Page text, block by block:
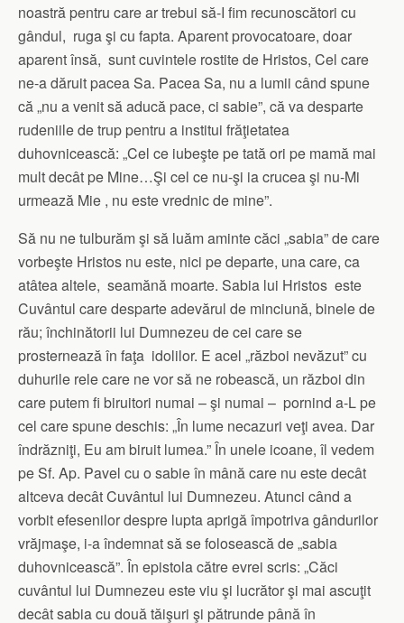
noastră pentru care ar trebui să-I fim recunoscători cu
gândul, ruga şi cu fapta. Aparent provocatoare, doar
aparent însă, sunt cuvintele rostite de Hristos, Cel care
ne-a dăruit pacea Sa. Pacea Sa, nu a lumii când spune
că „nu a venit să aducă pace, ci sabie”, că va desparte
rudeniile de trup pentru a institui frăţietatea
duhovnicească: „Cel ce iubeşte pe tată ori pe mamă mai
mult decât pe Mine…Şi cel ce nu-şi ia crucea şi nu-Mi
urmează Mie , nu este vrednic de mine”.
Să nu ne tulburăm şi să luăm aminte căci „sabia” de care
vorbeşte Hristos nu este, nici pe departe, una care, ca
atâtea altele, seamănă moarte. Sabia lui Hristos este
Cuvântul care desparte adevărul de minciună, binele de
rău; închinătorii lui Dumnezeu de cei care se
prosternează în faţa idolilor. E acel „război nevăzut” cu
duhurile rele care ne vor să ne robească, un război din
care putem fi biruitori numai – şi numai – pornind a-L pe
cel care spune deschis: „În lume necazuri veţi avea. Dar
îndrăzniţi, Eu am biruit lumea.” În unele icoane, îl vedem
pe Sf. Ap. Pavel cu o sabie în mână care nu este decât
altceva decât Cuvântul lui Dumnezeu. Atunci când a
vorbit efesenilor despre lupta aprigă împotriva gândurilor
vrăjmaşe, i-a îndemnat să se folosească de „sabia
duhovnicească”. În epistola către evrei scris: „Căci
cuvântul lui Dumnezeu este viu şi lucrător şi mai ascuţit
decât sabia cu două tăişuri şi pătrunde până în